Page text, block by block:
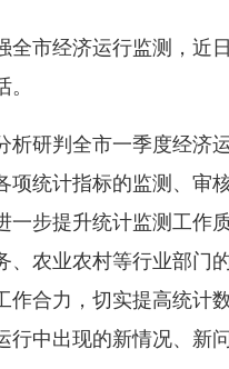
市经济运行监测，近日
判全市一季度经济运
项统计指标的监测、审
一步提升统计监测工作
、农业农村等行业部门
作合力，切实提高统计
行中出现的新情况、新